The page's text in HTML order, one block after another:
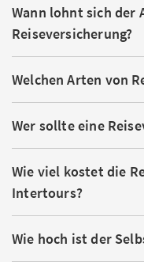
Wann lohnt sich der
Reiseversicherung?
Welchen Arten von
Wer sollte eine
Wie viel kostet die
Intertours?
Wie hoch ist der